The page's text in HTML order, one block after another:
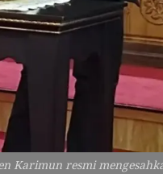
Karimun resmi